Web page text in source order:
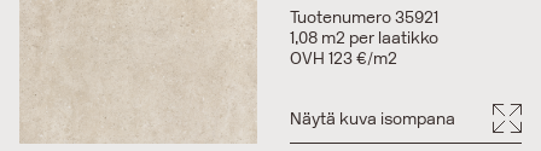
Tuotenumero 35921
1,08 m2 per laatikko
OVH 123 €/m2
Näytä kuva isompana